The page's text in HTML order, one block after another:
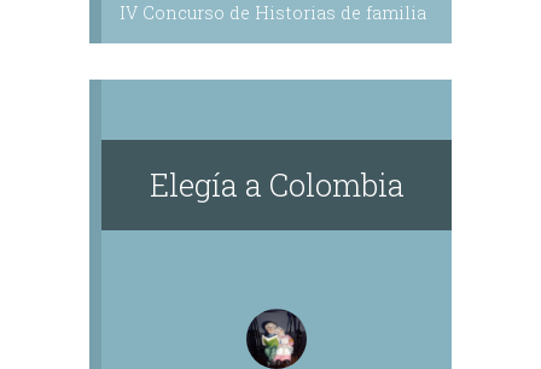
IV Concurso de Historias de familia
Elegía a Colombia